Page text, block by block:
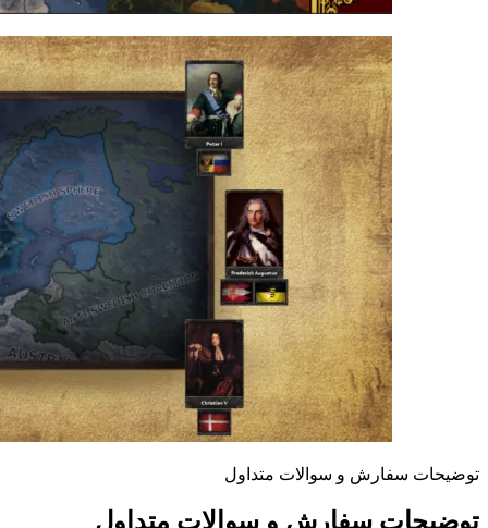
توضیحات سفارش و سوالات متداول
توضیحات سفارش و سوالات متداول